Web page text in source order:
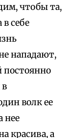
чтобы та,
себе
нападают,
постоянно
в
волк ее
нее
красива, а